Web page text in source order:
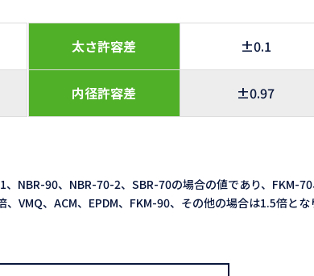
太さ許容差 ±0.1
内径許容差 ±0.97
NBR-90、NBR-70-2、SBR-70の場合の値であり、FKM-
VMQ、ACM、EPDM、FKM-90、その他の場合は1.5倍とな